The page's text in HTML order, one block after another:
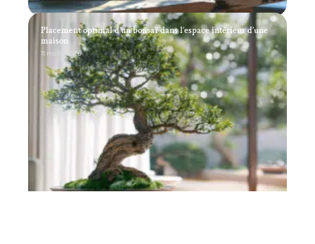
Placement optimal d’un bonsaï dans l’espace intérieur d’une
maison
11 mars 2026